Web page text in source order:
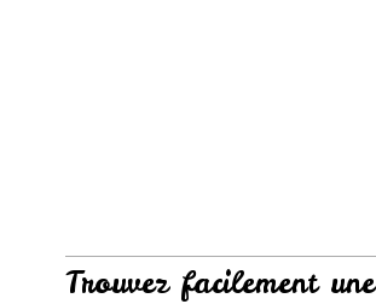
Trouvez facilement une